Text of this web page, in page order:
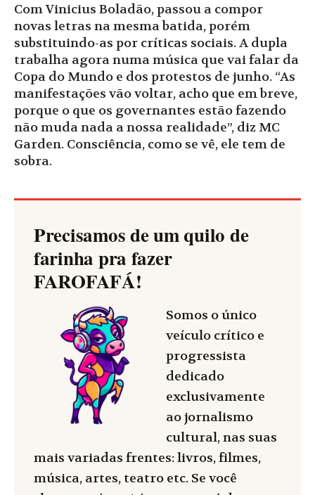
Com Vinicius Boladão, passou a compor
novas letras na mesma batida, porém
substituindo-as por críticas sociais. A dupla
trabalha agora numa música que vai falar da
Copa do Mundo e dos protestos de junho. “As
manifestações vão voltar, acho que em breve,
porque o que os governantes estão fazendo
não muda nada a nossa realidade”, diz MC
Garden. Consciência, como se vê, ele tem de
sobra.
Precisamos de um quilo de
farinha pra fazer
FAROFAFÁ!
Somos o único
veículo crítico e
progressista
dedicado
exclusivamente
ao jornalismo
cultural, nas suas
mais variadas frentes: livros, filmes,
música, artes, teatro etc. Se você